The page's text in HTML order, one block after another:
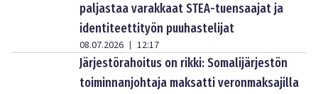
paljastaa varakkaat STEA-tuensaajat ja
identiteettityön puuhastelijat
08.07.2026 | 12:17
Järjestörahoitus on rikki: Somalijärjestön
toiminnanjohtaja maksatti veronmaksajilla